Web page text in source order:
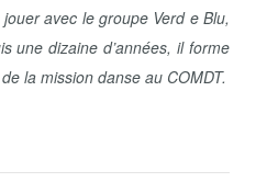
avec le groupe Verd e Blu,
une dizaine d’années, il forme
la mission danse au COMDT.